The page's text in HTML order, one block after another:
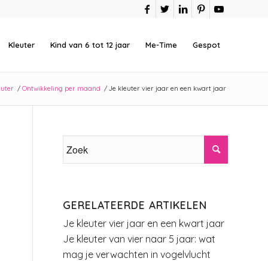
Kleuter Kind van 6 tot 12 jaar Me-Time Gespot
/ Ontwikkeling per maand / Je kleuter vier jaar en een kwart jaar
GERELATEERDE ARTIKELEN
Je kleuter vier jaar en een kwart jaar
Je kleuter van vier naar 5 jaar: wat
mag je verwachten in vogelvlucht